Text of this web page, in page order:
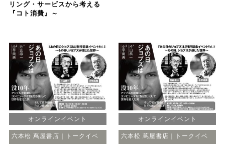
リング・サービスから考える
『コト消費』～
オンラインイベント
六本松 蔦屋書店｜トークイベ
オンラインイベント
六本松 蔦屋書店｜トークイベ